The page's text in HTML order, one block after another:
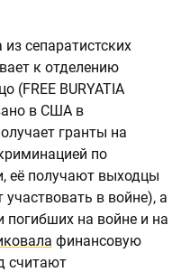
сепаратистских
к отделению
(FREE BURYATIA
в США в
гранты на
по
её получают выходцы
участвовать в войне), а
погибших на войне и на
финансовую
считают